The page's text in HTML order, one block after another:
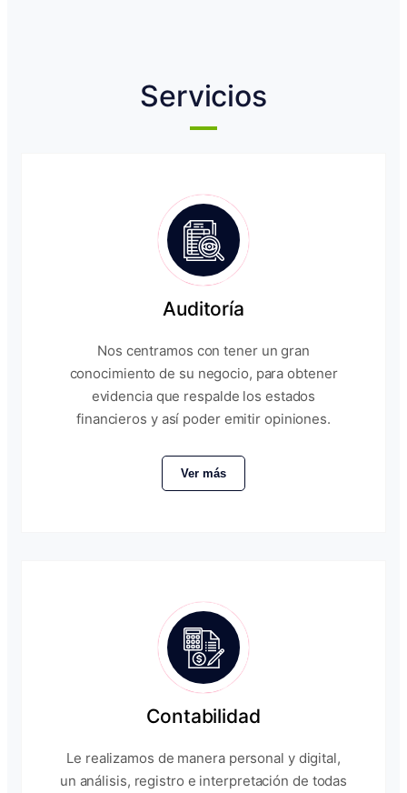
Servicios
Auditoría
Nos centramos con tener un gran
conocimiento de su negocio, para obtener
evidencia que respalde los estados
financieros y así poder emitir opiniones.
Ver más
Contabilidad
Le realizamos de manera personal y digital,
un análisis, registro e interpretación de todas